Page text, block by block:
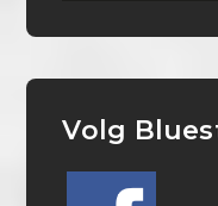
Volg